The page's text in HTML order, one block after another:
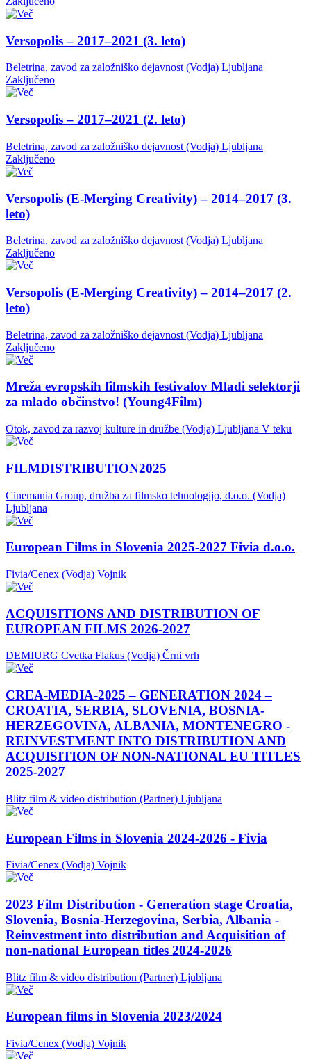
Versopolis – 2017–2021 (3. leto)
Beletrina, zavod za založniško dejavnost (Vodja) Ljubljana
Zaključeno
Versopolis – 2017–2021 (2. leto)
Beletrina, zavod za založniško dejavnost (Vodja) Ljubljana
Zaključeno
Versopolis (E-Merging Creativity) – 2014–2017 (3.
leto)
Beletrina, zavod za založniško dejavnost (Vodja) Ljubljana
Zaključeno
Versopolis (E-Merging Creativity) – 2014–2017 (2.
leto)
Beletrina, zavod za založniško dejavnost (Vodja) Ljubljana
Zaključeno
Mreža evropskih filmskih festivalov Mladi selektorji
za mlado občinstvo! (Young4Film)
Otok, zavod za razvoj kulture in družbe (Vodja) Ljubljana V teku
FILMDISTRIBUTION2025
Cinemania Group, družba za filmsko tehnologijo, d.o.o. (Vodja)
Ljubljana
European Films in Slovenia 2025-2027 Fivia d.o.o.
Fivia/Cenex (Vodja) Vojnik
ACQUISITIONS AND DISTRIBUTION OF
EUROPEAN FILMS 2026-2027
DEMIURG Cvetka Flakus (Vodja) Črni vrh
CREA-MEDIA-2025 – GENERATION 2024 –
CROATIA, SERBIA, SLOVENIA, BOSNIA-
HERZEGOVINA, ALBANIA, MONTENEGRO -
REINVESTMENT INTO DISTRIBUTION AND
ACQUISITION OF NON-NATIONAL EU TITLES
2025-2027
Blitz film & video distribution (Partner) Ljubljana
European Films in Slovenia 2024-2026 - Fivia
Fivia/Cenex (Vodja) Vojnik
2023 Film Distribution - Generation stage Croatia,
Slovenia, Bosnia-Herzegovina, Serbia, Albania -
Reinvestment into distribution and Acquisition of
non-national European titles 2024-2026
Blitz film & video distribution (Partner) Ljubljana
European films in Slovenia 2023/2024
Fivia/Cenex (Vodja) Vojnik